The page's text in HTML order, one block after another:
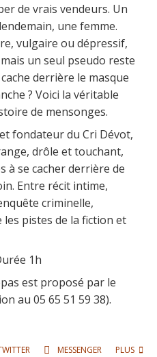
de vrais vendeurs. Un
une femme.
vulgaire ou dépressif,
un seul pseudo reste
derrière le masque
? Voici la véritable
de mensonges.
fondateur du Cri Dévot,
drôle et touchant,
à se cacher derrière de
Entre récit intime,
criminelle,
pistes de la fiction et
1h
est proposé par le
au 05 65 51 59 38).
MESSENGER PLUS